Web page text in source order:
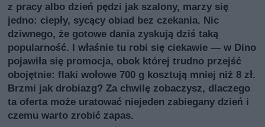
z pracy albo dzień pędzi jak szalony, marzy się
jedno: ciepły, sycący obiad bez czekania. Nic
dziwnego, że gotowe dania zyskują dziś taką
popularność. I właśnie tu robi się ciekawie — w Dino
pojawiła się promocja, obok której trudno przejść
obojętnie: flaki wołowe 700 g kosztują mniej niż 8 zł.
Brzmi jak drobiazg? Za chwilę zobaczysz, dlaczego
ta oferta może uratować niejeden zabiegany dzień i
czemu warto zrobić zapas.